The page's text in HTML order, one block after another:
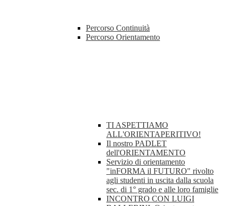
Percorso Continuità
Percorso Orientamento
TI ASPETTIAMO
ALL'ORIENTAPERITIVO!
Il nostro PADLET
dell'ORIENTAMENTO
Servizio di orientamento
"inFORMA il FUTURO" rivolto
agli studenti in uscita dalla scuola
sec. di 1° grado e alle loro famiglie
INCONTRO CON LUIGI